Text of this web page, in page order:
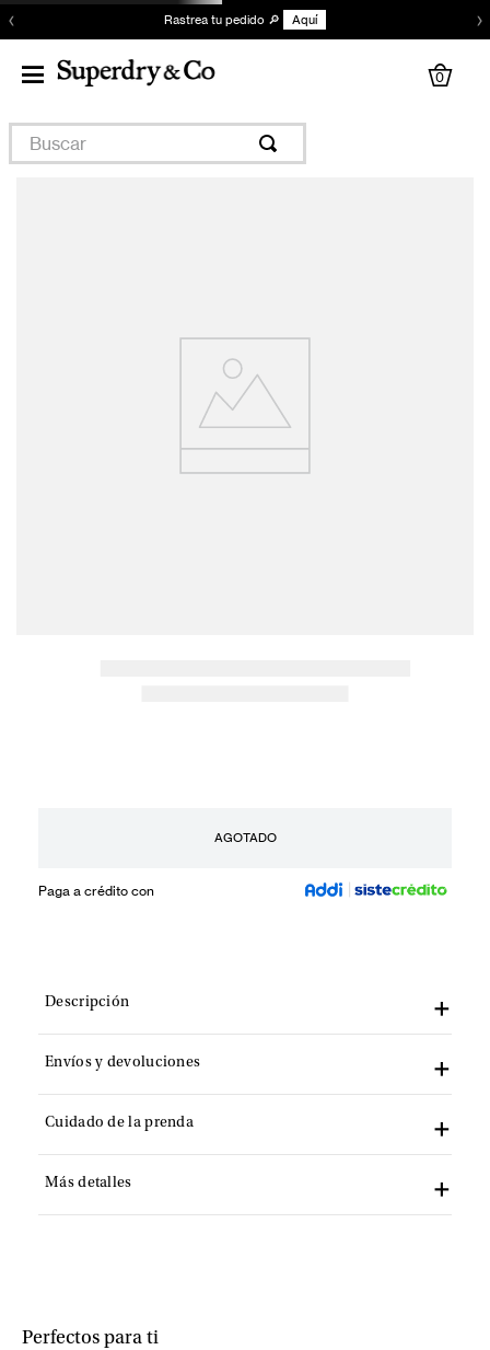
‹ Rastrea tu pedido 🔎 Aquí ›
0
Buscar
AGOTADO
Paga a crédito con
Descripción
Envíos y devoluciones
Cuidado de la prenda
Más detalles
Perfectos para ti